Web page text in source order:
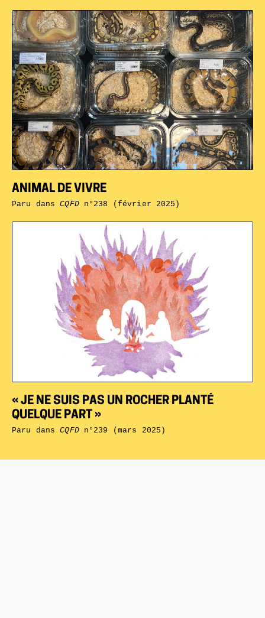
« JE NE SUIS PAS UN ROCHER PLANTÉ
QUELQUE PART »
Paru dansCQFDn°239 (mars 2025)
ANIMAL DE VIVRE
Paru dansCQFDn°238 (février 2025)